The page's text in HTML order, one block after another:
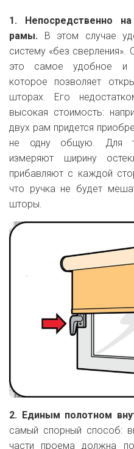
1. Непосредственно
рамы. В этом случае
систему «без сверления».
это самое удобное и
которое позволяет
шторах. Его
высокая стоимость:
двух рам придется
не одну общую. Для
измеряют ширину
прибавляют с каждой
что ручка не будет
шторы.
2. Единым полотном
самый спорный способ:
части проема должна